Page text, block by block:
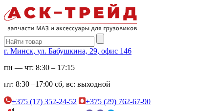
г. Минск, ул. Бабушкина, 29, офис 146
пн — чт: 8:30 – 17:15
пт: 8:30 –17:00 сб, вс: выходной
+375 (17) 352-24-52
+375 (29) 762-67-90